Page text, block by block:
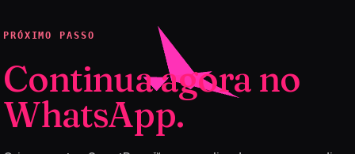
PRÓXIMO PASSO
Continua agora no
WhatsApp.